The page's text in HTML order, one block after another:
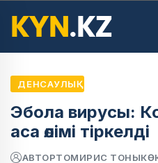
ДЕНСАУЛЫҚ
Эбола вирусы:
аса өлімі тіркелді
АВТОРТОМИРИС